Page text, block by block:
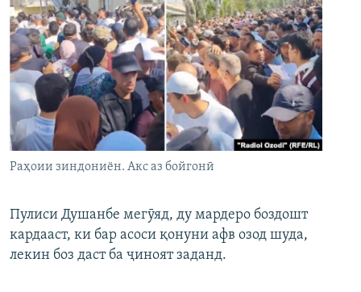
Раҳоии зиндониён. Акс аз бойгонӣ
Пулиси Душанбе мегӯяд, ду мардеро боздошт
кардааст, ки бар асоси қонуни афв озод шуда,
лекин боз даст ба ҷиноят заданд.